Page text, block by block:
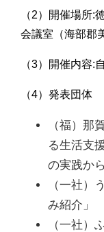
（2）開催場所:
会議室（海部郡
（3）開催内容:
（4）発表団体
（福）那
る生活支
の実践から
（一社）
み紹介」
（一社）